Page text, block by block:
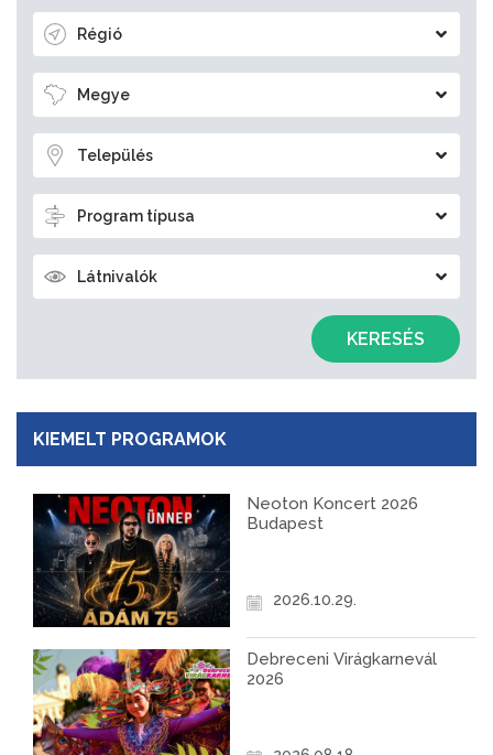
Régió
Megye
Település
Program típusa
Látnivalók
KERESÉS
KIEMELT PROGRAMOK
Neoton Koncert 2026
Budapest
2026.10.29.
Debreceni Virágkarnevál
2026